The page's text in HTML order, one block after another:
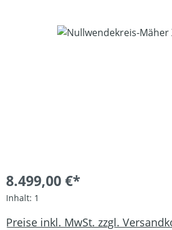
Bildergalerie überspringen
8.499,00 €*
Inhalt: 1
Preise inkl. MwSt. zzgl.